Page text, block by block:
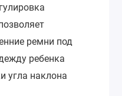
ремни под
ребенка
угла наклона